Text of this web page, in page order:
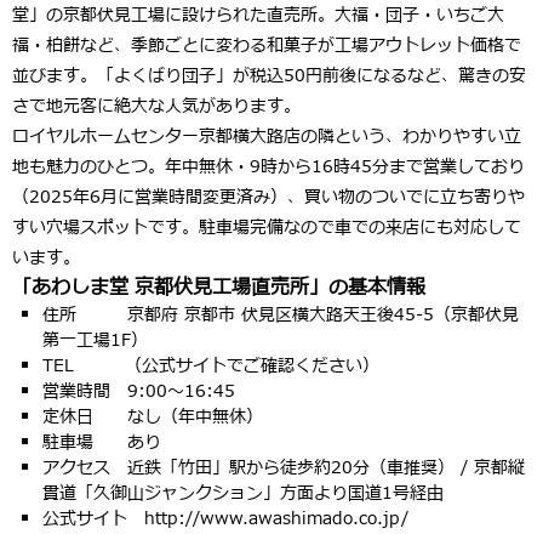
堂」の京都伏見工場に設けられた直売所。大福・団子・いちご大
福・柏餅など、季節ごとに変わる和菓子が工場アウトレット価格で
並びます。「よくばり団子」が税込50円前後になるなど、驚きの安
さで地元客に絶大な人気があります。
ロイヤルホームセンター京都横大路店の隣という、わかりやすい立
地も魅力のひとつ。 年中無休・9時から16時45分まで営業しており
（2025年6月に営業時間変更済み）、買い物のついでに立ち寄りや
すい穴場スポットです。駐車場完備なので車での来店にも対応して
います。
「あわしま堂 京都伏見工場直売所」の基本情報
住所 京都府 京都市 伏見区横大路天王後45-5（京都伏見
第一工場1F）
TEL （公式サイトでご確認ください）
営業時間 9:00〜16:45
定休日 なし（年中無休）
駐車場 あり
アクセス 近鉄「竹田」駅から徒歩約20分（車推奨） / 京都縦
貫道「久御山ジャンクション」方面より国道1号経由
公式サイト http://www.awashimado.co.jp/